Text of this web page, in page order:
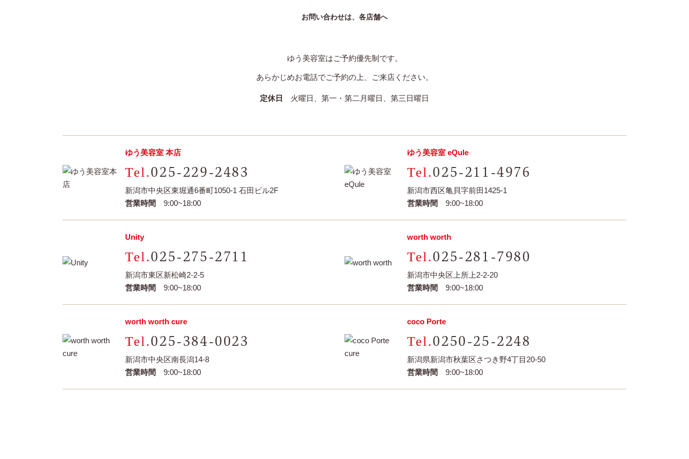
お問い合わせは、各店舗へ
ゆう美容室はご予約優先制です。
あらかじめお電話でご予約の上、ご来店ください。
定休日 火曜日、第一・第二月曜日、第三日曜日
ゆう美容室 本店
025-229-2483
新潟市中央区東堀通6番町1050-1 石田ビル2F
営業時間
9:00~18:00
ゆう美容室 eQule
025-211-4976
新潟市西区亀貝字前田1425-1
営業時間
9:00~18:00
Unity
025-275-2711
新潟市東区新松崎2-2-5
営業時間
9:00~18:00
worth worth
025-281-7980
新潟市中央区上所上2-2-20
営業時間
9:00~18:00
worth worth cure
025-384-0023
新潟市中央区南長潟14-8
営業時間
9:00~18:00
coco Porte
0250-25-2248
新潟県新潟市秋葉区さつき野4丁目20-50
営業時間
9:00~18:00